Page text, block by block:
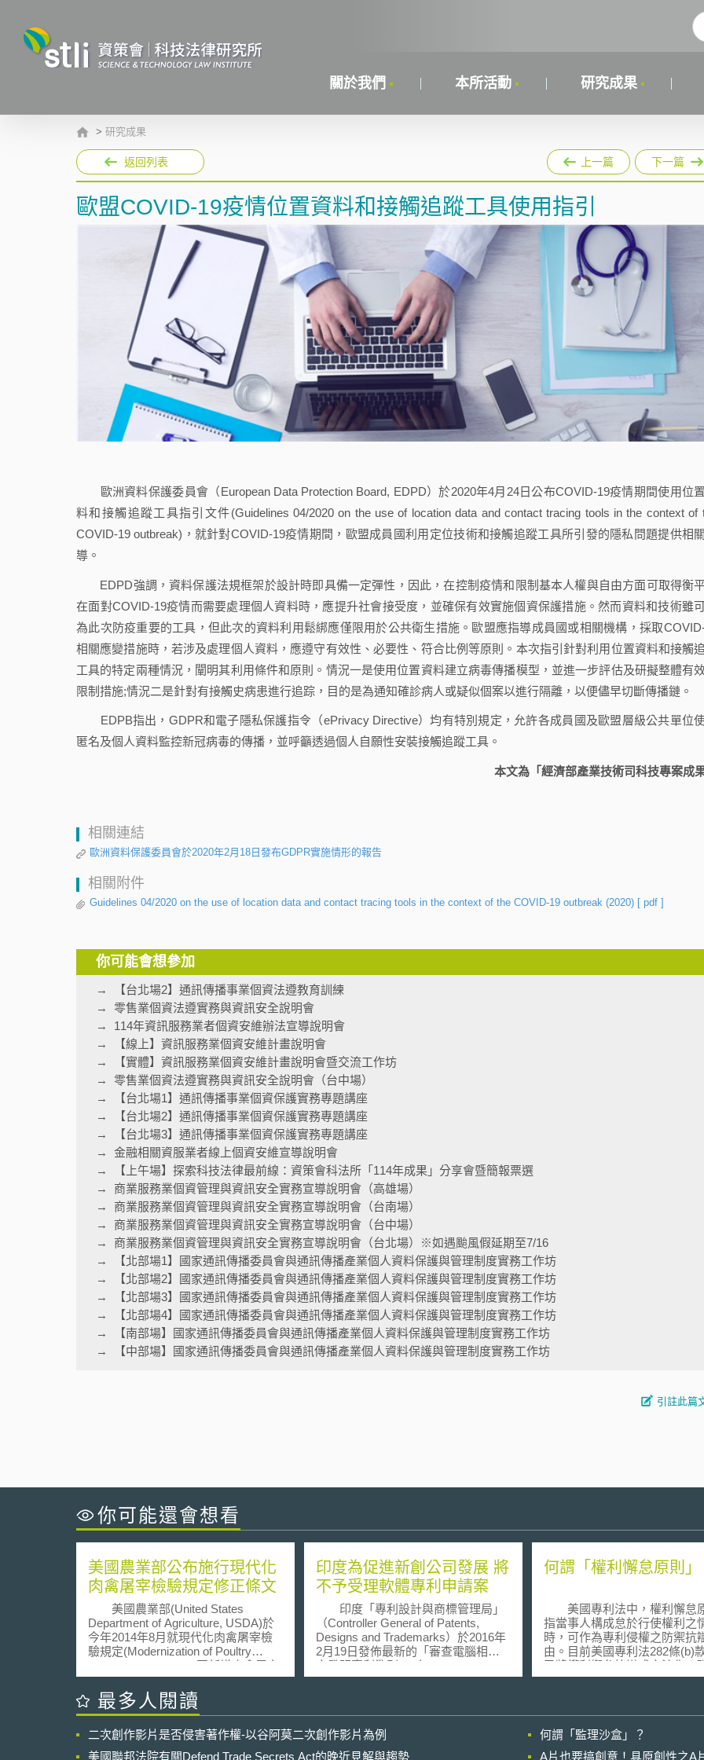
關於我們 本所活動 研究成果
> 研究成果
返回列表 上一篇 下一篇
歐盟COVID-19疫情位置資料和接觸追蹤工具使用指引
歐洲資料保護委員會（European Data Protection Board, EDPD）於2020年4月24日公布COVID-19疫情期間使用位
料和接觸追蹤工具指引文件(Guidelines 04/2020 on the use of location data and contact tracing tools in the context of
COVID-19 outbreak)，就針對COVID-19疫情期間，歐盟成員國利用定位技術和接觸追蹤工具所引發的隱私問題提供相
導。
EDPD強調，資料保護法規框架於設計時即具備一定彈性，因此，在控制疫情和限制基本人權與自由方面可取得衡
在面對COVID-19疫情而需要處理個人資料時，應提升社會接受度，並確保有效實施個資保護措施。然而資料和技術雖
為此次防疫重要的工具，但此次的資料利用鬆綁應僅限用於公共衛生措施。歐盟應指導成員國或相關機構，採取
相關應變措施時，若涉及處理個人資料，應遵守有效性、必要性、符合比例等原則。本次指引針對利用位置資料和接觸
工具的特定兩種情況，闡明其利用條件和原則。情況一是使用位置資料建立病毒傳播模型，並進一步評估及研擬整體有
限制措施;情況二是針對有接觸史病患進行追踪，目的是為通知確診病人或疑似個案以進行隔離，以便儘早切斷傳播鏈。
EDPB指出，GDPR和電子隱私保護指令（ePrivacy Directive）均有特別規定，允許各成員國及歐盟層級公共單位
匿名及個人資料監控新冠病毒的傳播，並呼籲透過個人自願性安裝接觸追蹤工具。
本文為「經濟部產業技術司科技專案成
相關連結
歐洲資料保護委員會於2020年2月18日發布GDPR實施情形的報告
相關附件
Guidelines 04/2020 on the use of location data and contact tracing tools in the context of the COVID-19 outbreak (2020) [ pdf ]
你可能會想參加
【台北場2】通訊傳播事業個資法遵教育訓練
零售業個資法遵實務與資訊安全說明會
114年資訊服務業者個資安維辦法宣導說明會
【線上】資訊服務業個資安維計畫說明會
【實體】資訊服務業個資安維計畫說明會暨交流工作坊
零售業個資法遵實務與資訊安全說明會（台中場）
【台北場1】通訊傳播事業個資保護實務專題講座
【台北場2】通訊傳播事業個資保護實務專題講座
【台北場3】通訊傳播事業個資保護實務專題講座
金融相關資服業者線上個資安維宣導說明會
【上午場】探索科技法律最前線：資策會科法所「114年成果」分享會暨簡報票選
商業服務業個資管理與資訊安全實務宣導說明會（高雄場）
商業服務業個資管理與資訊安全實務宣導說明會（台南場）
商業服務業個資管理與資訊安全實務宣導說明會（台中場）
商業服務業個資管理與資訊安全實務宣導說明會（台北場）※如遇颱風假延期至7/16
【北部場1】國家通訊傳播委員會與通訊傳播產業個人資料保護與管理制度實務工作坊
【北部場2】國家通訊傳播委員會與通訊傳播產業個人資料保護與管理制度實務工作坊
【北部場3】國家通訊傳播委員會與通訊傳播產業個人資料保護與管理制度實務工作坊
【北部場4】國家通訊傳播委員會與通訊傳播產業個人資料保護與管理制度實務工作坊
【南部場】國家通訊傳播委員會與通訊傳播產業個人資料保護與管理制度實務工作坊
【中部場】國家通訊傳播委員會與通訊傳播產業個人資料保護與管理制度實務工作坊
引註此篇
你可能還會想看
美國農業部公布施行現代化
肉禽屠宰檢驗規定修正條文
美國農業部(United States
Department of Agriculture, USDA)於
今年2014年8月就現代化肉禽屠宰檢
驗規定(Modernization of Poultry
Slaughter Inspection)再新增肉禽屠宰
相關行政管制規範，稱為新肉禽檢驗
系統(New Poultry Inspection System,
NPIS)，藉此改進現行的肉禽檢驗系
定係美國於1957年為補充艾森豪總統
簽署之肉禽產品檢驗法(Poultry
印度為促進新創公司發展 將
不予受理軟體專利申請案
印度「專利設計與商標管理局」
（Controller General of Patents,
Designs and Trademarks）於2016年
2月19日發佈最新的「審查電腦相關
之發明專利準則」（Guidelines for
Examination of Computer Related
旨，未來當局將不再受理與電腦相關
的軟體專利申請案。印度《專利法》
何謂「權利懈怠原則」
美國專利法中，權利懈怠
指當事人構成怠於行使權利之
時，可作為專利侵權之防禦抗
由。目前美國專利法282條(b)
已將權利懈怠抗辯成文法化，
高法院相關判決之見解認為權
利法第286條之規定以及聯邦
院曾於2014年Petrella v. Metro-
最多人閱讀
二次創作影片是否侵害著作權-以谷阿莫二次創作影片為例
何謂「監理沙盒」？
美國聯邦法院有關Defend Trade Secrets Act的晚近見解與趨勢
A片也要搞創意！具原創性之A